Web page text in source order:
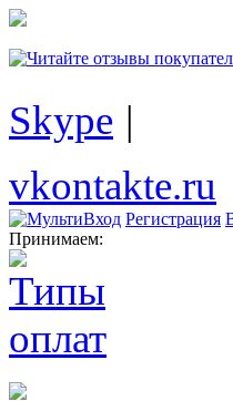
Skype |
vkontakte.ru
Регистрация
Принимаем: